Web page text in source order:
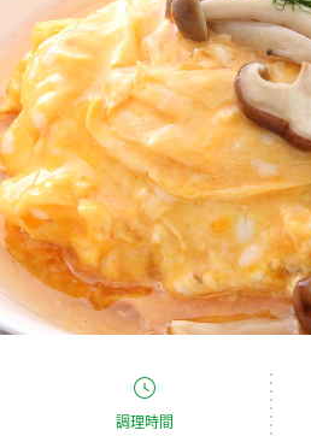
酢
お酢ドリンク
みりん風・料理酒
つゆ
スープ
新商品一覧
キャンペーン情報
ブランド・スペシャルサイト
ブランド・スペシャルサイト トップ
商品ブランドサイト
Fibee（ファイビー）
くらしプラ酢
お酢ドリンク
企業情報
国内事業概要
企業理念
ミツカンを知る
調理時間